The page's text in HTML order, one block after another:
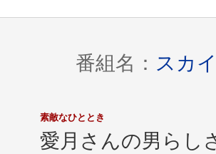
番組名： スカ
素敵なひととき
愛月さんの男らし